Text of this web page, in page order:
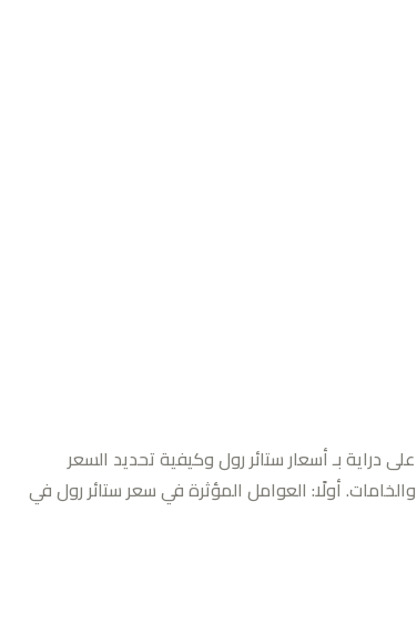
دراية بـ أسعار ستائر رول وكيفية تحديد السعر
أولًا: العوامل المؤثرة في سعر ستائر رول في